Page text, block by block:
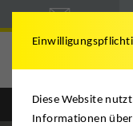
Diese Website
Informationen